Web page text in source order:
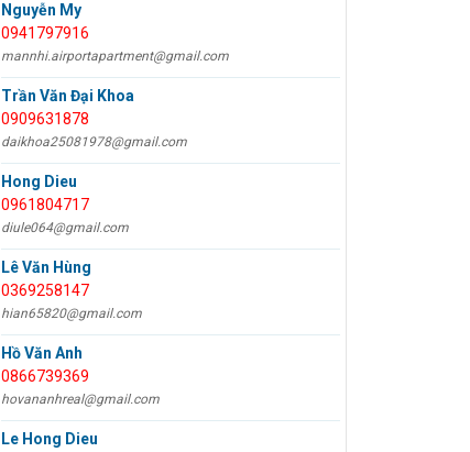
Nguyễn My
0941797916
mannhi.airportapartment@gmail.com
Trần Văn Đại Khoa
0909631878
daikhoa25081978@gmail.com
Hong Dieu
0961804717
diule064@gmail.com
Lê Văn Hùng
0369258147
hian65820@gmail.com
Hồ Văn Anh
0866739369
hovananhreal@gmail.com
Le Hong Dieu